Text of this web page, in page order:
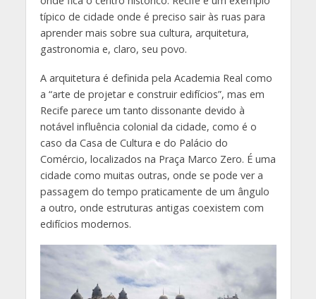
típico de cidade onde é preciso sair às ruas para
aprender mais sobre sua cultura, arquitetura,
gastronomia e, claro, seu povo.
A arquitetura é definida pela Academia Real como
a “arte de projetar e construir edifícios”, mas em
Recife parece um tanto dissonante devido à
notável influência colonial da cidade, como é o
caso da Casa de Cultura e do Palácio do
Comércio, localizados na Praça Marco Zero. É uma
cidade como muitas outras, onde se pode ver a
passagem do tempo praticamente de um ângulo
a outro, onde estruturas antigas coexistem com
edifícios modernos.